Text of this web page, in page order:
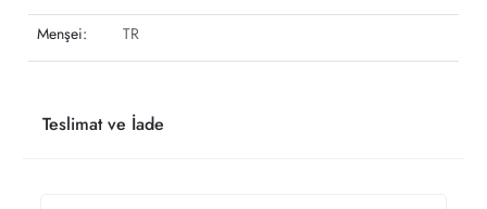
Menşei: TR
Teslimat ve İade